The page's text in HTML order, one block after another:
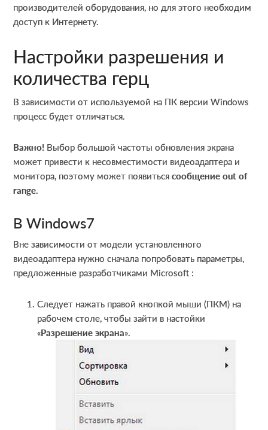
производителей оборудования, но для этого необходим
доступ к Интернету.
Настройки разрешения и
количества герц
В зависимости от используемой на ПК версии Windows
процесс будет отличаться.
Важно! Выбор большой частоты обновления экрана
может привести к несовместимости видеоадаптера и
монитора, поэтому может появитьсясообщение out of
range.
В Windows7
Вне зависимости от модели установленного
видеоадаптера нужно сначала попробовать параметры,
предложенные разработчиками Microsoft :
Следует нажать правой кнопкой мыши (ПКМ) на
рабочем столе, чтобы зайти в настойки
«Разрешение экрана».